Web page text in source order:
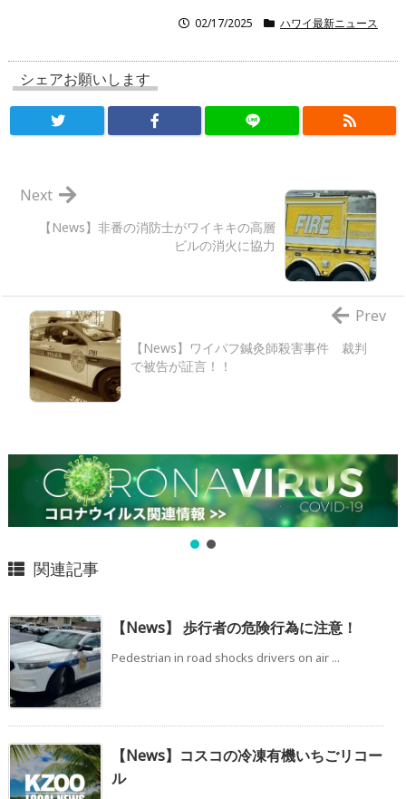
02/17/2025 ハワイ最新ニュース
シェアお願いします
【News】非番の消防士がワイキキの高層
ビルの消火に協力
Next
【News】ワイパフ鍼灸師殺害事件 裁判
で被告が証言！！
Prev
関連記事
【News】 歩行者の危険行為に注意！
Pedestrian in road shocks drivers on air ...
【News】コスコの冷凍有機いちごリコー
ル